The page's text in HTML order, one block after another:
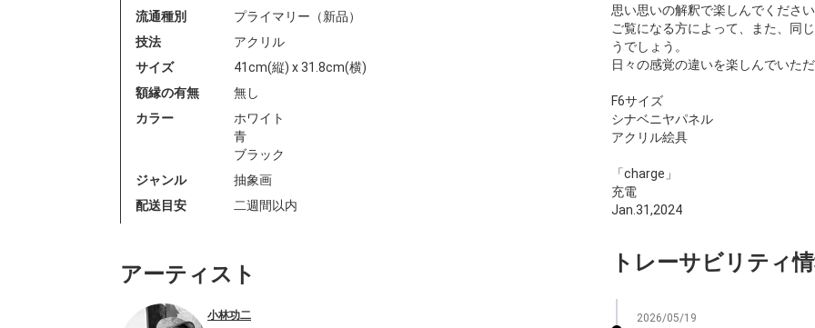
流通種別
プライマリー（新品）
技法
アクリル
サイズ
41cm(縦) x 31.8cm(横)
額縁の有無
無し
カラー
ホワイト
青
ブラック
ジャンル
抽象画
配送目安
二週間以内
アーティスト
小林功二
思い思いの解釈で楽しんでくださ
ご覧になる方によって、また、同
うでしょう。
日々の感覚の違いを楽しんでいた
F6サイズ
シナベニヤパネル
アクリル絵具
「charge」
充電
Jan.31,2024
トレーサビリティ
2026/05/19